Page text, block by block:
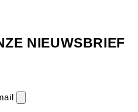
NIEUWSBRIEF